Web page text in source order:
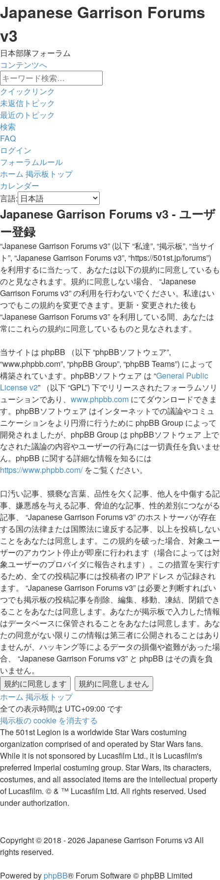
Japanese Garrison Forums
v3
日本部隊フォーラム
コンテンツへ
クイックリンク
未返信トピック
最近のトピック
検索
FAQ
ログイン
フォーラムルール
ホーム 掲示板トップ
カレンダー
検
索
言語:
Japanese Garrison Forums v3 - ユーザ
ー登録
“Japanese Garrison Forums v3” (以下 “私達”, “掲示板”, “当サイ
ト”, “Japanese Garrison Forums v3”, “https://501st.jp/forums”)
を利用するに当たって、あなたは以下の規約に同意しているも
のと見なされます。規約に同意しない場合、 “Japanese
Garrison Forums v3” の利用を行わないでください。私達はい
つでもこの規約を変更できます。更新・変更された後も
“Japanese Garrison Forums v3” を利用している間、あなたは
常にこれらの規約に同意しているものと見なされます。
当サイトは phpBB （以下 “phpBBソフトウェア”,
“www.phpbb.com”, “phpBB Group”, “phpBB Teams”) によって
構築されています。phpBBソフトウェア は “General Public
License v2” （以下 “GPL”) 下でリリースされたフォーラムソリ
ューションであり、 www.phpbb.com にてダウンロードできま
す。phpBBソフトウェア はインターネットでの議論やコミュ
ニケーションをより円滑に行うために phpBB Group によって
開発されましたが、phpBB Group は phpBBソフトウェア 上で
なされた議論の内容やユーザーの行為には一切責任を負いませ
ん。phpBB に関する詳細な情報を知るには
https://www.phpbb.com/をご覧ください。
口汚い記事、猥褻な言葉、品性を欠く記事、他人を中傷する記
事、嫌悪感を与える記事、脅迫的な記事、性的差別につながる
記事、 “Japanese Garrison Forums v3” のホストサーバが存在
する国の法律または国際法に違反する記事、以上を投稿しない
ことをあなたは同意します。この規約を破った場合、対象ユー
ザーのアカウント停止が即座に行われます（場合によっては対
象ユーザーのプロバイダに報告されます）。この措置を実行す
るため、全ての投稿記事には投稿者の IPアドレス が記録され
ます。 “Japanese Garrison Forums v3” は必要と判断すればい
つでも掲示板の投稿記事を削除、編集、移動、凍結、閉鎖でき
ることをあなたは同意します。あなたが掲示板で入力した情報
はデータベースに保管されることをあなたは同意します。あな
たの同意がない限りこの情報は第三者に公開されることはあり
ませんが、ハッキング等によるデータの損傷や盗難があった場
合、 “Japanese Garrison Forums v3” と phpBB はその責を負
いません。
ホーム 掲示板トップ
全ての表示時間は UTC+09:00 です
掲示板の cookie を消去する
The 501st Legion is a worldwide Star Wars costuming
organization comprised of and operated by Star Wars fans.
While it is not sponsored by Lucasfilm Ltd., it is Lucasfilm's
preferred Imperial costuming group. Star Wars, its characters,
costumes, and all associated items are the intellectual property
of Lucasfilm. © & ™ Lucasfilm Ltd. All rights reserved. Used
under authorization.
Copyright © 2018 - 2026 Japanese Garrison Forums v3 All
rights reserved.
Powered by phpBB® Forum Software © phpBB Limited